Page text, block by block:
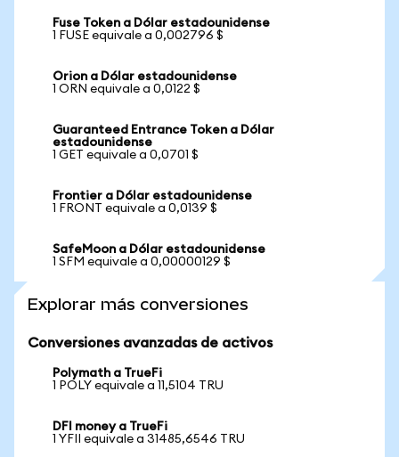
Fuse Token a Dólar estadounidense
1 FUSE equivale a 0,002796 $
Orion a Dólar estadounidense
1 ORN equivale a 0,0122 $
Guaranteed Entrance Token a Dólar
estadounidense
1 GET equivale a 0,0701 $
Frontier a Dólar estadounidense
1 FRONT equivale a 0,0139 $
SafeMoon a Dólar estadounidense
1 SFM equivale a 0,00000129 $
Explorar más conversiones
Conversiones avanzadas de activos
Polymath a TrueFi
1 POLY equivale a 11,5104 TRU
DFI money a TrueFi
1 YFII equivale a 31485,6546 TRU